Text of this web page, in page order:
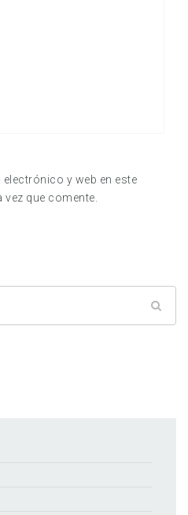
y web en este
que comente.